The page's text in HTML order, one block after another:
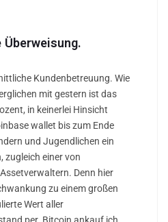
Kundenbetreuung. Wie
mit gestern ist das
in keinerlei Hinsicht
wallet bis zum Ende
und Jugendlichen ein
zugleich einer von
Denn hier
zu einem großen
Wert aller
per. Bitcoin ankauf ich